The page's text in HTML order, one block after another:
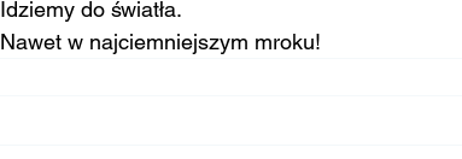
Idziemy do światła.
Nawet w najciemniejszym mroku!